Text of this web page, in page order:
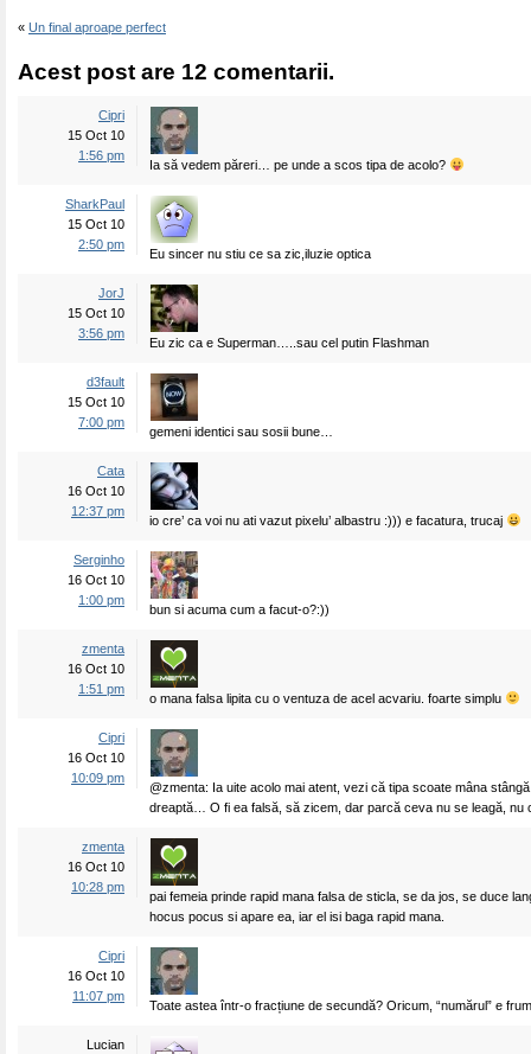
« Un final aproape perfect
Acest post are 12 comentarii.
Cipri
15 Oct 10
1:56 pm
Ia să vedem păreri… pe unde a scos tipa de acolo?
SharkPaul
15 Oct 10
2:50 pm
Eu sincer nu stiu ce sa zic,iluzie optica
JorJ
15 Oct 10
3:56 pm
Eu zic ca e Superman…..sau cel putin Flashman
d3fault
15 Oct 10
7:00 pm
gemeni identici sau sosii bune…
Cata
16 Oct 10
12:37 pm
io cre’ ca voi nu ati vazut pixelu’ albastru :))) e facatura, trucaj
Serginho
16 Oct 10
1:00 pm
bun si acuma cum a facut-o?:))
zmenta
16 Oct 10
1:51 pm
o mana falsa lipita cu o ventuza de acel acvariu. foarte simplu
Cipri
16 Oct 10
10:09 pm
@zmenta: Ia uite acolo mai atent, vezi că tipa scoate mâna
dreaptă… O fi ea falsă, să zicem, dar parcă ceva nu se leagă, nu
zmenta
16 Oct 10
10:28 pm
pai femeia prinde rapid mana falsa de sticla, se da jos, se duce
hocus pocus si apare ea, iar el isi baga rapid mana.
Cipri
16 Oct 10
11:07 pm
Toate astea într-o fracțiune de secundă? Oricum, “numărul” e
Lucian